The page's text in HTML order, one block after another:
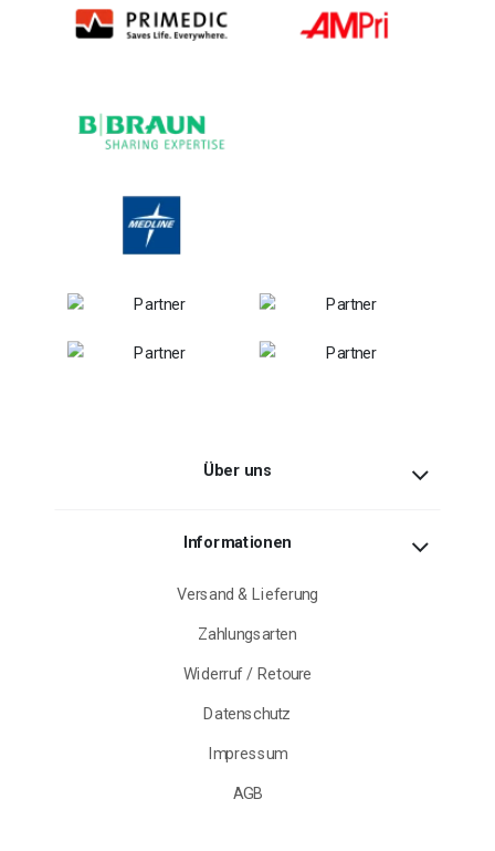
Über uns
Informationen
Versand & Lieferung
Zahlungsarten
Widerruf / Retoure
Datenschutz
Impressum
AGB